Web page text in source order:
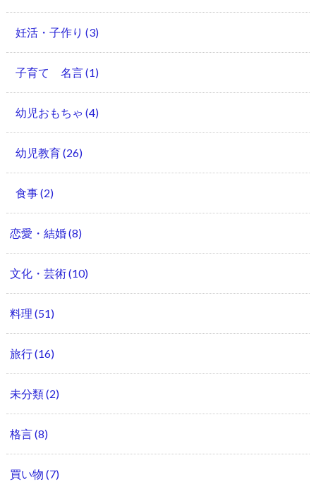
妊活・子作り (3)
子育て 名言(1)
幼児おもちゃ (4)
幼児教育(26)
食事(2)
恋愛・結婚(8)
文化・芸術(10)
料理 (51)
旅行(16)
未分類(2)
格言(8)
買い物 (7)